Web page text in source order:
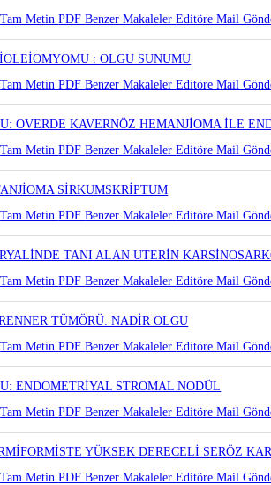
Tam MetinPDFBenzer MakalelerEditöre Mail
: OLGU SUNUMU
Tam MetinPDFBenzer MakalelerEditöre Mail
OVERDE KAVERNÖZ HEMANJİOMA İLE
Tam MetinPDFBenzer MakalelerEditöre Mail
SİRKUMSKRİPTUM
Tam MetinPDFBenzer MakalelerEditöre Mail
TANI ALAN UTERİN
Tam MetinPDFBenzer MakalelerEditöre Mail
TÜMÖRÜ: NADİR OLGU
Tam MetinPDFBenzer MakalelerEditöre Mail
ENDOMETRİYAL STROMAL NODÜL
Tam MetinPDFBenzer MakalelerEditöre Mail
YÜKSEK DERECELİ SERÖZ
Tam MetinPDFBenzer MakalelerEditöre Mail